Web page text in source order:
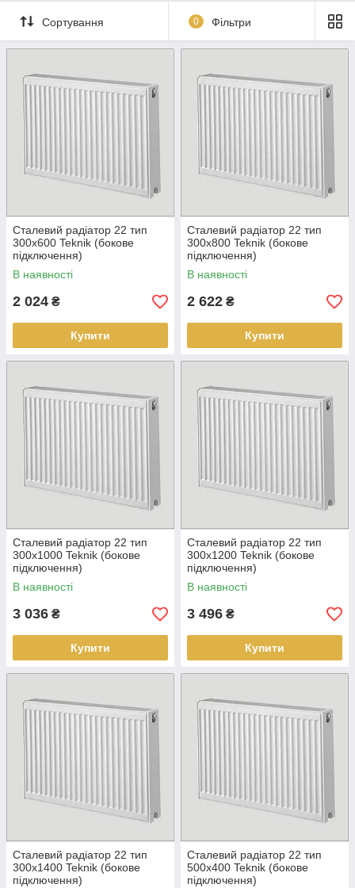
Сортування 0 Фільтри
Сталевий радіатор 22 тип
300х600 Teknik (бокове
підключення)
В наявності
2 024 ₴
Купити
Сталевий радіатор 22 тип
300х800 Teknik (бокове
підключення)
В наявності
2 622 ₴
Купити
Сталевий радіатор 22 тип
300х1000 Teknik (бокове
підключення)
В наявності
3 036 ₴
Купити
Сталевий радіатор 22 тип
300х1200 Teknik (бокове
підключення)
В наявності
3 496 ₴
Купити
Сталевий радіатор 22 тип
300х1400 Teknik (бокове
підключення)
Сталевий радіатор 22 тип
500х400 Teknik (бокове
підключення)